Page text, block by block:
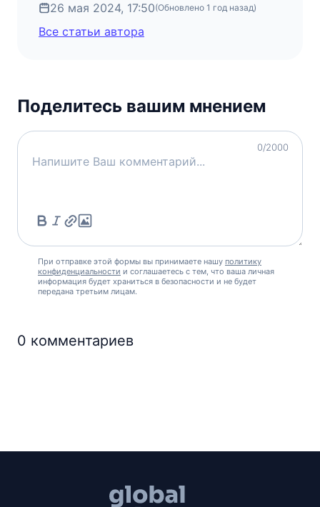
26 мая 2024, 17:50(Обновлено 1 год назад)
Все статьи автора
Поделитесь вашим мнением
0/2000
При отправке этой формы вы принимаете нашу политику
конфиденциальности и соглашаетесь с тем, что ваша личная
информация будет храниться в безопасности и не будет
передана третьим лицам.
0 комментариев